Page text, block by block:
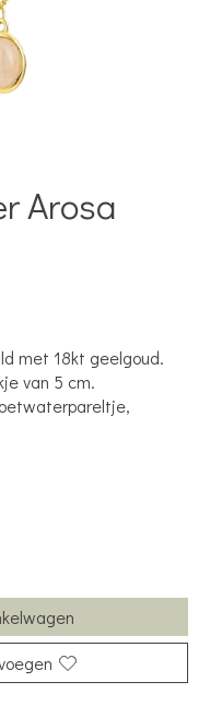
Arosa
met 18kt geelgoud.
van 5 cm.